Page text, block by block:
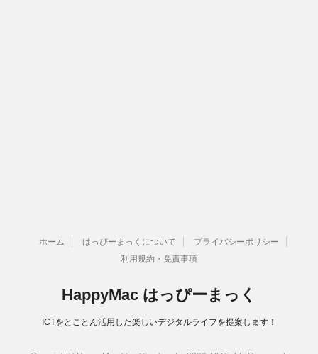
ホーム はっぴーまっくについて
プライバシーポリシー
利用規約・免責事項
HappyMac はっぴーまっく
ICTをとことん活用した楽しいデジタルライフを提案します！